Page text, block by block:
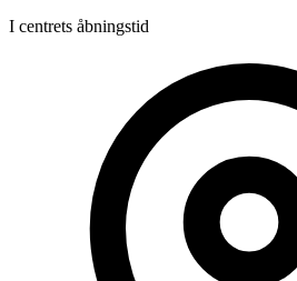
I centrets åbningstid